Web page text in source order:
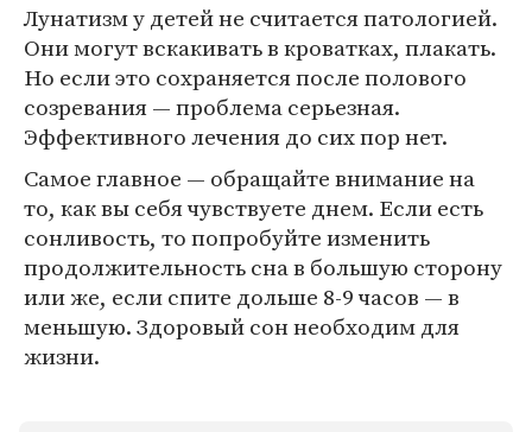
Лунатизм у детей не считается патологией.
Они могут вскакивать в кроватках, плакать.
Но если это сохраняется после полового
созревания — проблема серьезная.
Эффективного лечения до сих пор нет.
Самое главное — обращайте внимание на
то, как вы себя чувствуете днем. Если есть
сонливость, то попробуйте изменить
продолжительность сна в большую сторону
или же, если спите дольше 8-9 часов — в
меньшую. Здоровый сон необходим для
жизни.